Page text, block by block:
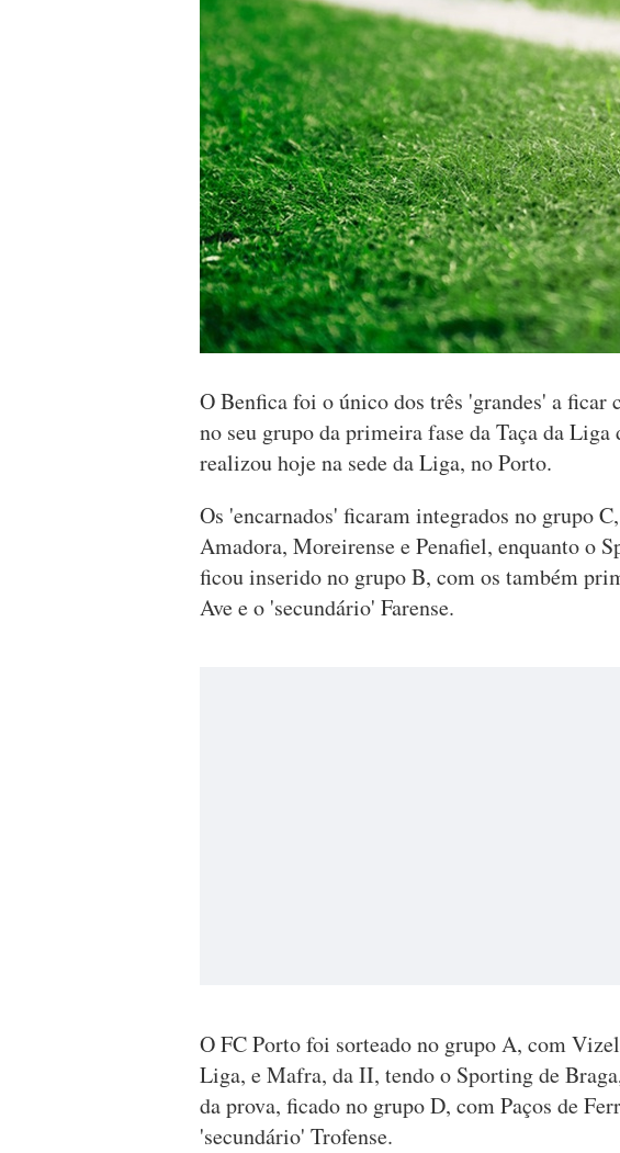
O Benfica foi o único dos três 'grandes' a ficar
no seu grupo da primeira fase da Taça da
realizou hoje na sede da Liga, no Porto.
Os 'encarnados' ficaram integrados no grupo
Amadora, Moreirense e Penafiel, enquanto o
ficou inserido no grupo B, com os também
Ave e o 'secundário' Farense.
O FC Porto foi sorteado no grupo A, com
Liga, e Mafra, da II, tendo o Sporting de
da prova, ficado no grupo D, com Paços de
'secundário' Trofense.